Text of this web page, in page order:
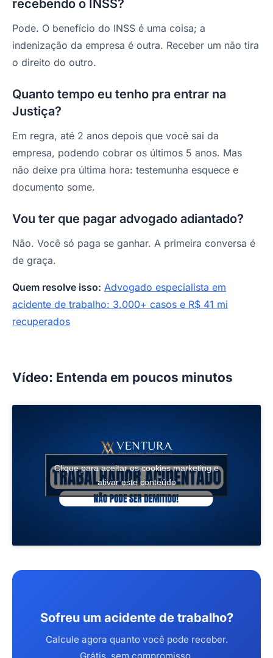
recebendo o INSS?
Pode. O benefício do INSS é uma coisa; a
indenização da empresa é outra. Receber um não tira
o direito do outro.
Quanto tempo eu tenho pra entrar na
Justiça?
Em regra, até 2 anos depois que você sai da
empresa, podendo cobrar os últimos 5 anos. Mas
não deixe pra última hora: testemunha esquece e
documento some.
Vou ter que pagar advogado adiantado?
Não. Você só paga se ganhar. A primeira conversa é
de graça.
Quem resolve isso: Advogado especialista em
acidente de trabalho: 3.000+ casos e R$ 41 mi
recuperados
Vídeo: Entenda em poucos minutos
Clique para aceitar os cookies marketing e
ativar este conteúdo
Sofreu um acidente de trabalho?
Calcule agora quanto você pode receber.
Grátis, sem compromisso.